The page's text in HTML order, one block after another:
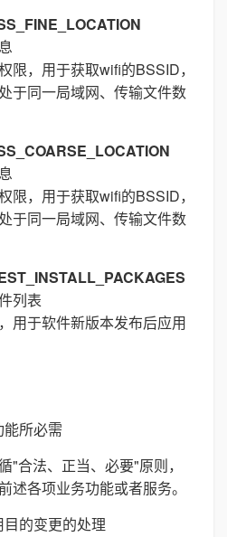
限，用于获取wifi的BSSID，
于同一局域网、传输文件数
限，用于获取wifi的BSSID，
于同一局域网、传输文件数
列表
用于软件新版本发布后应用
所必需
"合法、正当、必要"原则，
述各项业务功能或者服务。
的变更的处理